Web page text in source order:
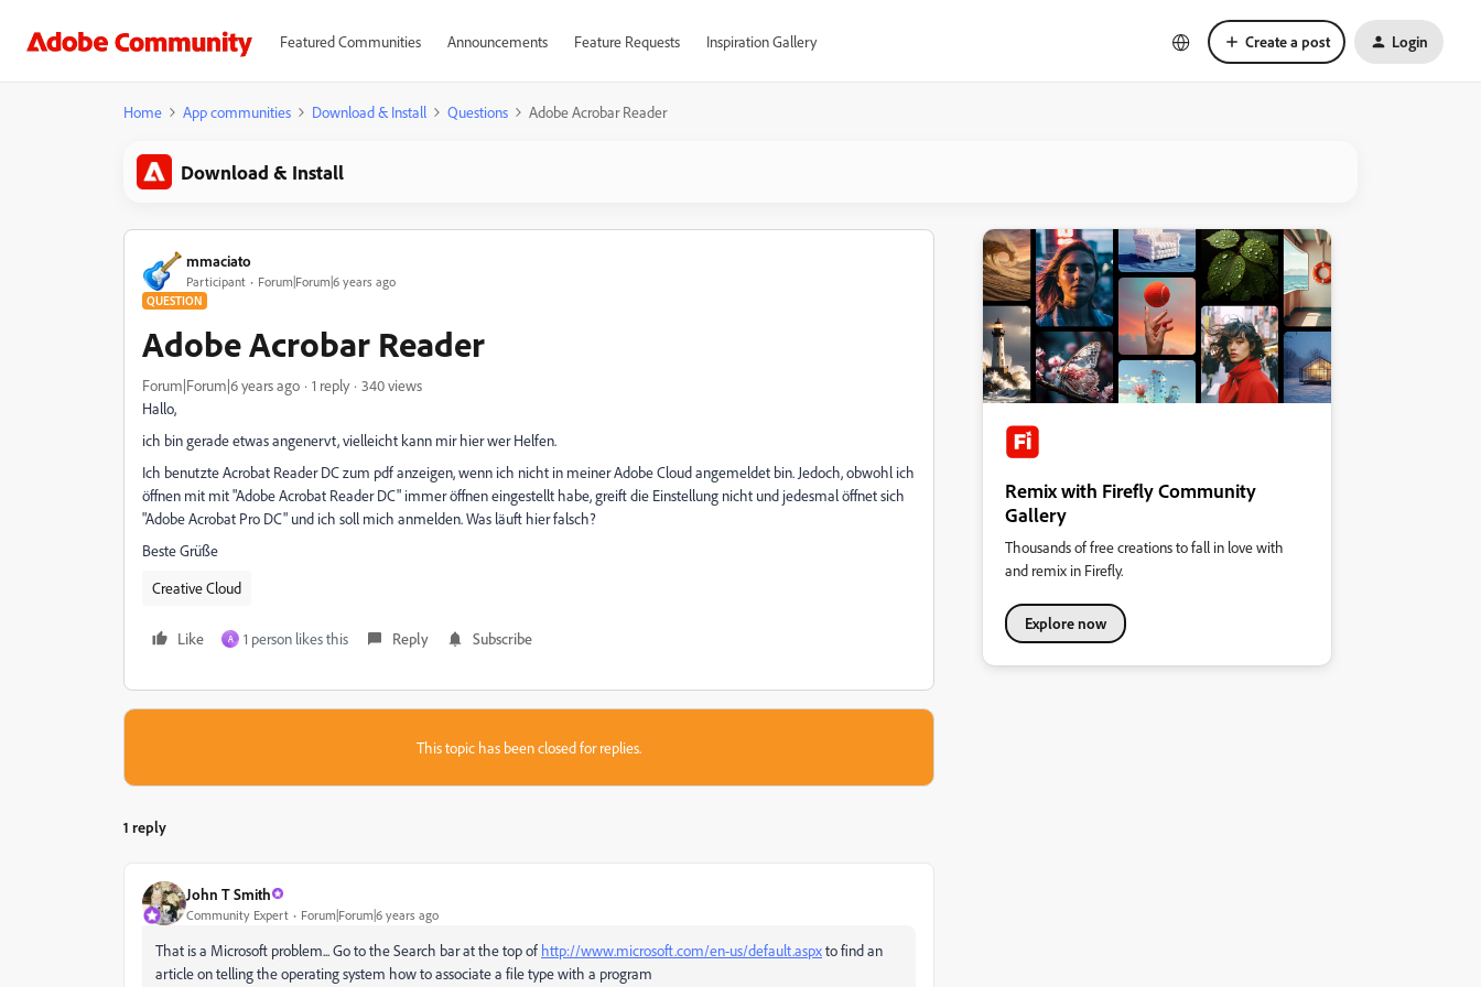
Featured Communities Announcements Feature Requests Inspiration Gallery Create a post Login
Home App communities Download & Install Questions Adobe Acrobar Reader
Download & Install
mmaciato
Participant Forum|Forum|6 years ago
QUESTION
Adobe Acrobar Reader
Forum|Forum|6 years ago 1 reply
340 views
Hallo,
ich bin gerade etwas angenervt, vielleicht kann mir hier wer Helfen.
Ich benutzte Acrobat Reader DC zum pdf anzeigen, wenn ich nicht in meiner Adobe Cloud angemeldet bin. Jedoch, obwohl ich
öffnen mit mit "Adobe Acrobat Reader DC" immer öffnen eingestellt habe, greift die Einstellung nicht und jedesmal öffnet sich
"Adobe Acrobat Pro DC" und ich soll mich anmelden. Was läuft hier falsch?
Beste Grüße
Creative Cloud
Like A 1 person likes this Reply Subscribe
This topic has been closed for replies.
1 reply
John T Smith
Community Expert Forum|Forum|6 years ago
That is a Microsoft problem... Go to the Search bar at the top of http://www.microsoft.com/en-us/default.aspxto find an
article on telling the operating system how to associate a file type with a program
Remix with Firefly Community
Gallery
Thousands of free creations to fall in love with
and remix in Firefly.
Explore now